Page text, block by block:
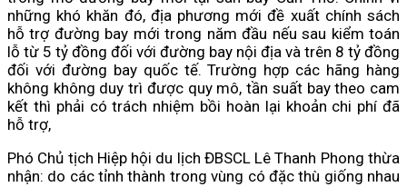
những khó khăn đó, địa phương mới đề xuất chính sách
hỗ trợ đường bay mới trong năm đầu nếu sau kiểm toán
lỗ từ 5 tỷ đồng đối với đường bay nội địa và trên 8 tỷ đồng
đối với đường bay quốc tế. Trường hợp các hãng hàng
không không duy trì được quy mô, tần suất bay theo cam
kết thì phải có trách nhiệm bồi hoàn lại khoản chi phí đã
hỗ trợ,
Phó Chủ tịch Hiệp hội du lịch ĐBSCL Lê Thanh Phong thừa
nhận: do các tỉnh thành trong vùng có đặc thù giống nhau